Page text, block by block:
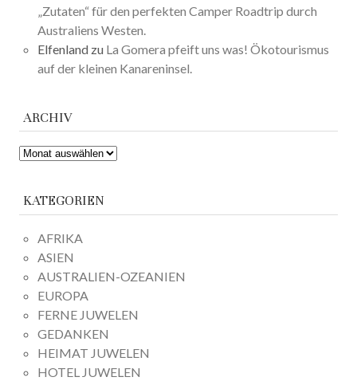
„Zutaten“ für den perfekten Camper Roadtrip durch
Australiens Westen.
Elfenland zu La Gomera pfeift uns was! Ökotourismus
auf der kleinen Kanareninsel.
ARCHIV
ARCHIV
KATEGORIEN
AFRIKA
ASIEN
AUSTRALIEN-OZEANIEN
EUROPA
FERNE JUWELEN
GEDANKEN
HEIMAT JUWELEN
HOTEL JUWELEN